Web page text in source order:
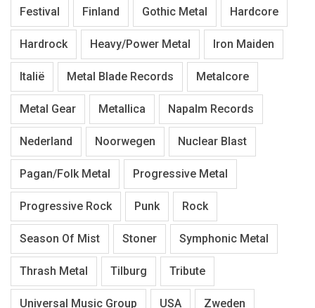
Festival Finland Gothic Metal Hardcore
Hardrock Heavy/Power Metal Iron Maiden
Italië Metal Blade Records Metalcore
Metal Gear Metallica Napalm Records
Nederland Noorwegen Nuclear Blast
Pagan/Folk Metal Progressive Metal
Progressive Rock Punk Rock
Season Of Mist Stoner Symphonic Metal
Thrash Metal Tilburg Tribute
Universal Music Group USA Zweden